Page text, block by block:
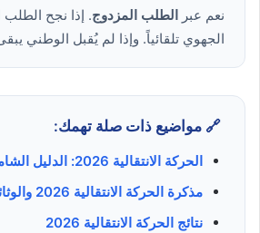
نعم عبر
الطلب المزدوج. إذا نجح
الجهوي تلقائياً. وإذا لم يُقبل الوطني
🔗 مواضيع ذات صلة تهمك:
الحركة الانتقالية 2026: الدليل الشامل للأساتذة
مذكرة الحركة الانتقالية 2026 والوثائق المطلوبة
نتائج الحركة الانتقالية 2026